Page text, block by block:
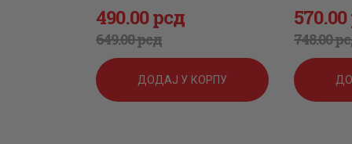
649.00рсд
Оригинална
цена
је
490.00рсд
Тренутна
цена
је:
ДОДАЈ У КОРПУ
748.00
цена
је
570.00
цена
је: